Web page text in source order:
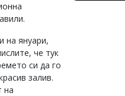
на януари,
че тук
си да го
залив.
на